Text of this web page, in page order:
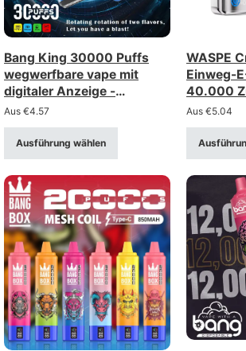
Bang King 30000 Puffs
wegwerfbare vape mit
digitaler Anzeige -
Großhandel Bulk-
Versorgung
Aus €4.57
Ausführung wählen
WASPE
Einweg-
40.000
Optionen
Aus €5.04